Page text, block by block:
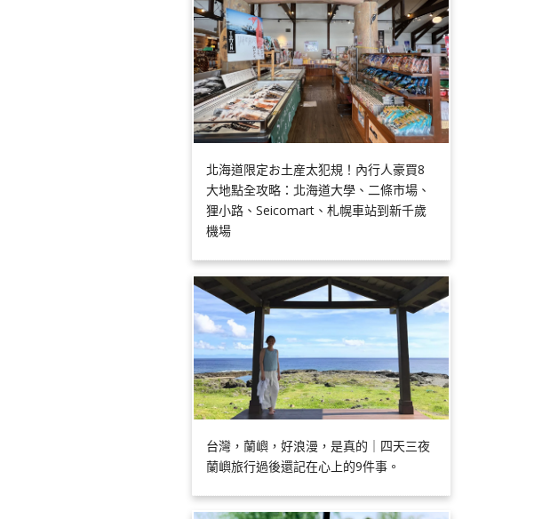
北海道限定お土産太犯規！內行人豪買8
大地點全攻略：北海道大學、二條市場、
狸小路、Seicomart、札幌車站到新千歲
機場
台灣，蘭嶼，好浪漫，是真的｜四天三夜
蘭嶼旅行過後還記在心上的9件事。